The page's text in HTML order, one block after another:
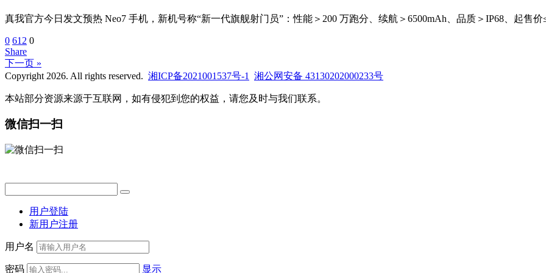
真我官方今日发文预热 Neo7 手机，新机号称“新一代旗舰射门员”：性能＞200 万跑分、续航＞6500mAh、品质＞IP68、起售价
0 612 0
Share
下一页 »
Copyright 2026. All rights reserved. 湘ICP备2021001537号-1 湘公网安备 43130202000233号
本站部分资源来源于互联网，如有侵犯到您的权益，请您及时与我们联系。
微信扫一扫
用户登陆
新用户注册
用户名
密码 显示